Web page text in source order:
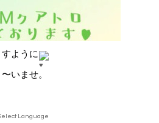
ように
いませ。
Language